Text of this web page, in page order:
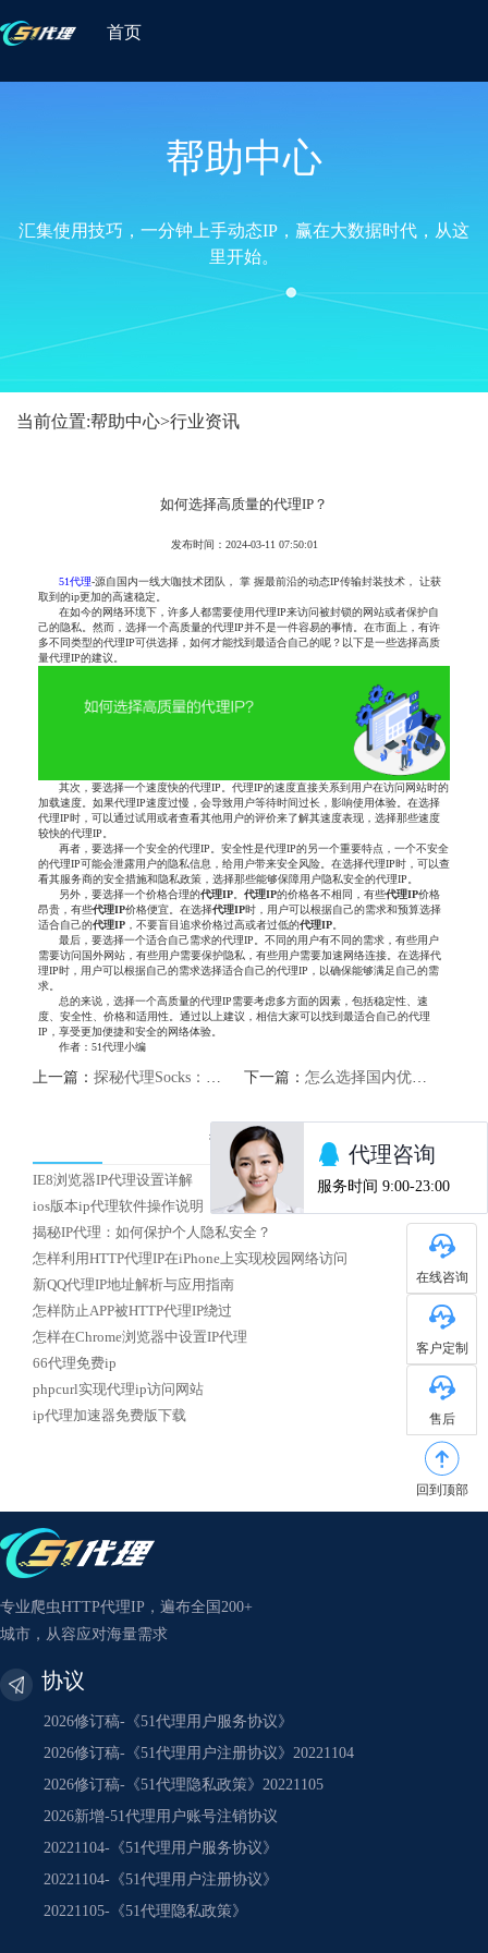
首页
帮助中心
汇集使用技巧，一分钟上手动态IP，赢在大数据时代，从这
里开始。
当前位置:帮助中心>行业资讯
如何选择高质量的代理IP？
发布时间：2024-03-11 07:50:01
51代理-源自国内一线大咖技术团队， 掌 握最前沿的动态IP传输封装技术， 让获
取到的ip更加的高速稳定。
在如今的网络环境下，许多人都需要使用代理IP来访问被封锁的网站或者保护自
己的隐私。然而，选择一个高质量的代理IP并不是一件容易的事情。在市面上，有许
多不同类型的代理IP可供选择，如何才能找到最适合自己的呢？以下是一些选择高质
量代理IP的建议。
其次，要选择一个速度快的代理IP。代理IP的速度直接关系到用户在访问网站时的
加载速度。如果代理IP速度过慢，会导致用户等待时间过长，影响使用体验。在选择
代理IP时，可以通过试用或者查看其他用户的评价来了解其速度表现，选择那些速度
较快的代理IP。
再者，要选择一个安全的代理IP。安全性是代理IP的另一个重要特点，一个不安全
的代理IP可能会泄露用户的隐私信息，给用户带来安全风险。在选择代理IP时，可以查
看其服务商的安全措施和隐私政策，选择那些能够保障用户隐私安全的代理IP。
另外，要选择一个价格合理的代理IP 。代理IP的价格各不相同，有些代理IP价格
昂贵，有些代理IP价格便宜。在选择代理IP时，用户可以根据自己的需求和预算选择
适合自己的代理IP ，不要盲目追求价格过高或者过低的代理IP
最后，要选择一个适合自己需求的代理IP。不同的用户有不同的需求，有些用户
需要访问国外网站，有些用户需要保护隐私，有些用户需要加速网络连接。在选择代
理IP时，用户可以根据自己的需求选择适合自己的代理IP，以确保能够满足自己的需
求。
总的来说，选择一个高质量的代理IP需要考虑多方面的因素，包括稳定性、速
度、安全性、价格和适用性。通过以上建议，相信大家可以找到最适合自己的代理
IP，享受更加便捷和安全的网络体验。
作者：51代理小编
上一篇： 探秘代理Socks：隐匿身份，保护隐私 下一篇： 怎么选择国内优质HTTP代理IP
热门文章
IE8浏览器IP代理设置详解
ios版本ip代理软件操作说明
揭秘IP代理：如何保护个人隐私安全？
怎样利用HTTP代理IP在iPhone上实现校园网络访问
新QQ代理IP地址解析与应用指南
怎样防止APP被HTTP代理IP绕过
怎样在Chrome浏览器中设置IP代理
66代理免费ip
phpcurl实现代理ip访问网站
ip代理加速器免费版下载
在线咨询
客户定制
售后
回到顶部
专业爬虫HTTP代理IP，遍布全国200+
城市，从容应对海量需求
协议
2026修订稿-《51代理用户服务协议》
2026修订稿-《51代理用户注册协议》20221104
2026修订稿-《51代理隐私政策》20221105
2026新增-51代理用户账号注销协议
20221104-《51代理用户服务协议》
20221104-《51代理用户注册协议》
20221105-《51代理隐私政策》